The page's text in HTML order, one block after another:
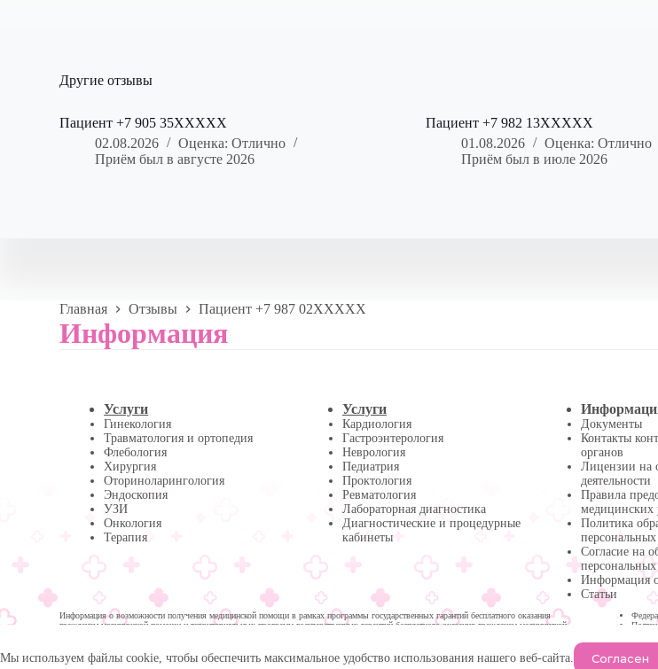
Мы используем файлы cookie, чтобы обеспечить максимальное удобство использования нашего веб-сайта. Согласен
Другие отзывы
Пациент +7 905 35XXXXX
02.08.2026
Оценка: Отлично
Приём был в августе 2026
Пациент +7 982 13XXXXX
01.08.2026
Оценка: Отлично
Приём был в июле 2026
Главная Отзывы Пациент +7 987 02XXXXX
Информация
Услуги
Гинекология
Травматология и ортопедия
Флебология
Хирургия
Оториноларингология
Эндоскопия
УЗИ
Онкология
Терапия
Услуги
Кардиология
Гастроэнтерология
Неврология
Педиатрия
Проктология
Ревматология
Лабораторная диагностика
Диагностические и процедурные
кабинеты
Документы
Контакты
органов
Лицензии на
деятельности
Правила
медицинских
Политика
Согласие на
Информация
Статьи
Информация о возможности получения медицинской помощи в рамках программы государственных гарантий бесплатного оказания
гражданам медицинской помощи и территориальных программ государственных гарантий бесплатного оказания гражданам медицинской